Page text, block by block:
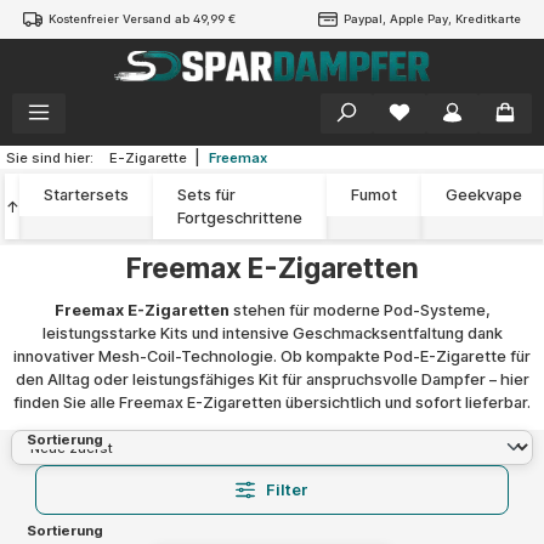
springen
Kostenfreier Versand ab 49,99 € Paypal, Apple Pay, Kreditkarte
Sie sind hier: E-Zigarette Freemax
↑
Startersets
Sets für
Fortgeschrittene
Fumot Geekvape
Freemax E-Zigaretten
Freemax E-Zigaretten stehen für moderne Pod-Systeme,
leistungsstarke Kits und intensive Geschmacksentfaltung dank
innovativer Mesh-Coil-Technologie. Ob kompakte Pod-E-Zigarette für
den Alltag oder leistungsfähiges Kit für anspruchsvolle Dampfer – hier
finden Sie alle Freemax E-Zigaretten übersichtlich und sofort lieferbar.
Sortierung
Filter
Sortierung